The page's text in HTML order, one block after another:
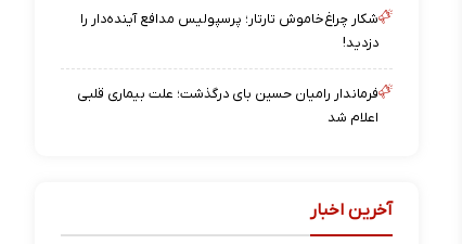
شکار چراغ‌خاموش تارتار؛ پرسپولیس مدافع آینده‌دار را
دزدید!
فرماندار رامیان حسین بای درگذشت؛ علت بیماری قلبی
اعلام شد
آخرین اخبار